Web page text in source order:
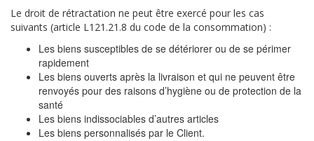
Le droit de rétractation ne peut être exercé pour les cas
suivants (article L121.21.8 du code de la consommation) :
Les biens susceptibles de se détériorer ou de se périmer
rapidement
Les biens ouverts après la livraison et qui ne peuvent être
renvoyés pour des raisons d’hygiène ou de protection de la
santé
Les biens indissociables d’autres articles
Les biens personnalisés par le Client.